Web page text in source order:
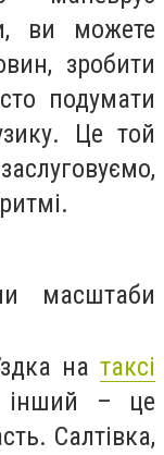
ви можете
зробити
подумати
Це той
масштаби
на таксі
інший – це
Салтівка,